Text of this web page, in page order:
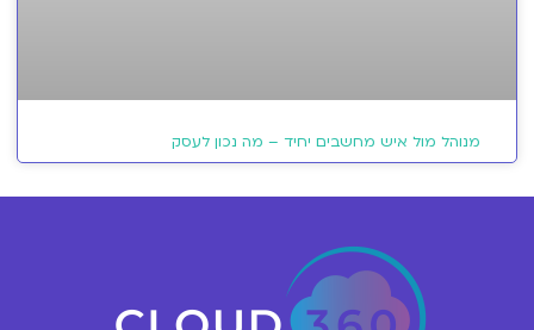
מנוהל מול איש מחשבים יחיד – מה נכון לעסק